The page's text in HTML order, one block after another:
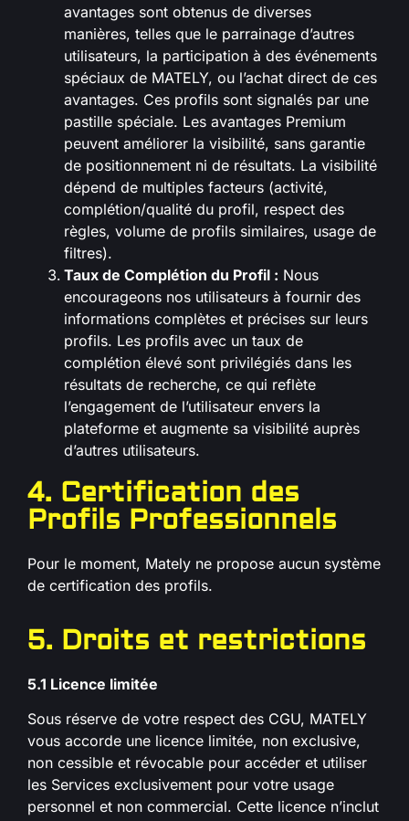
avantages sont obtenus de diverses
manières, telles que le parrainage d’autres
utilisateurs, la participation à des événements
spéciaux de MATELY, ou l’achat direct de ces
avantages. Ces profils sont signalés par une
pastille spéciale. Les avantages Premium
peuvent améliorer la visibilité, sans garantie
de positionnement ni de résultats. La visibilité
dépend de multiples facteurs (activité,
complétion/qualité du profil, respect des
règles, volume de profils similaires, usage de
filtres).
Taux de Complétion du Profil : Nous
encourageons nos utilisateurs à fournir des
informations complètes et précises sur leurs
profils. Les profils avec un taux de
complétion élevé sont privilégiés dans les
résultats de recherche, ce qui reflète
l’engagement de l’utilisateur envers la
plateforme et augmente sa visibilité auprès
d’autres utilisateurs.
4. Certification des
Profils Professionnels
Pour le moment, Mately ne propose aucun système
de certification des profils.
5. Droits et restrictions
5.1 Licence limitée
Sous réserve de votre respect des CGU, MATELY
vous accorde une licence limitée, non exclusive,
non cessible et révocable pour accéder et utiliser
les Services exclusivement pour votre usage
personnel et non commercial. Cette licence n’inclut